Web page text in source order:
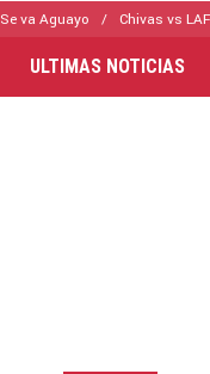
Se va Aguayo Chivas vs
ULTIMAS NOTICIAS